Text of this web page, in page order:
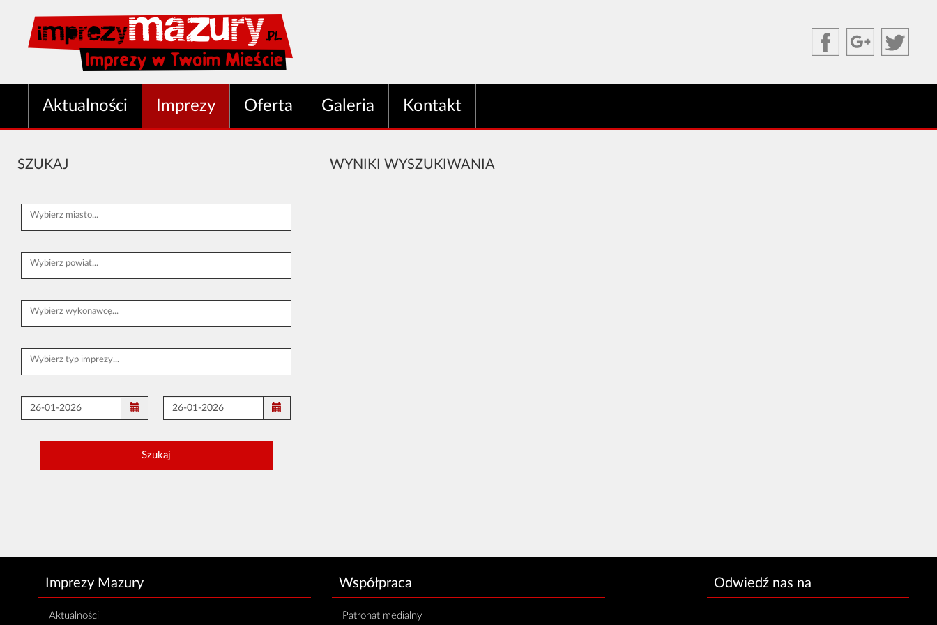
Aktualności Imprezy Oferta Galeria Kontakt
WYNIKI WYSZUKIWANIA
SZUKAJ
Imprezy Mazury
Aktualności
Współpraca
Patronat medialny
Odwiedź nas na